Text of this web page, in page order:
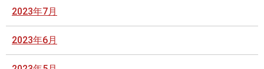
2023年7月
2023年6月